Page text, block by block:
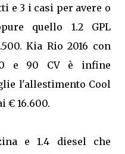
e 3 i casi per avere o
quello 1.2 GPL
Kia Rio 2016 con
e 90 CV è infine
l'allestimento Cool
€ 16.600.
e 1.4 diesel che